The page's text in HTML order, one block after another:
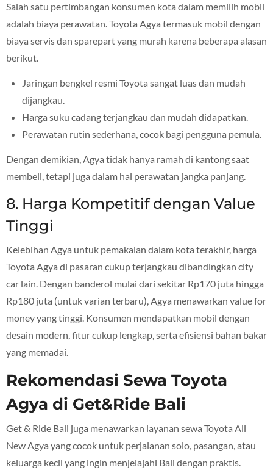
Salah satu pertimbangan konsumen kota dalam memilih mobil
adalah biaya perawatan. Toyota Agya termasuk mobil dengan
biaya servis dan sparepart yang murah karena beberapa alasan
berikut.
Jaringan bengkel resmi Toyota sangat luas dan mudah
dijangkau.
Harga suku cadang terjangkau dan mudah didapatkan.
Perawatan rutin sederhana, cocok bagi pengguna pemula.
Dengan demikian, Agya tidak hanya ramah di kantong saat
membeli, tetapi juga dalam hal perawatan jangka panjang.
8. Harga Kompetitif dengan Value
Tinggi
Kelebihan Agya untuk pemakaian dalam kota terakhir, harga
Toyota Agya di pasaran cukup terjangkau dibandingkan city
car lain. Dengan banderol mulai dari sekitar Rp170 juta hingga
Rp180 juta (untuk varian terbaru), Agya menawarkan value for
money yang tinggi. Konsumen mendapatkan mobil dengan
desain modern, fitur cukup lengkap, serta efisiensi bahan bakar
yang memadai.
Rekomendasi Sewa Toyota
Agya di Get&Ride Bali
Get & Ride Bali juga menawarkan layanan sewa Toyota All
New Agya yang cocok untuk perjalanan solo, pasangan, atau
keluarga kecil yang ingin menjelajahi Bali dengan praktis.